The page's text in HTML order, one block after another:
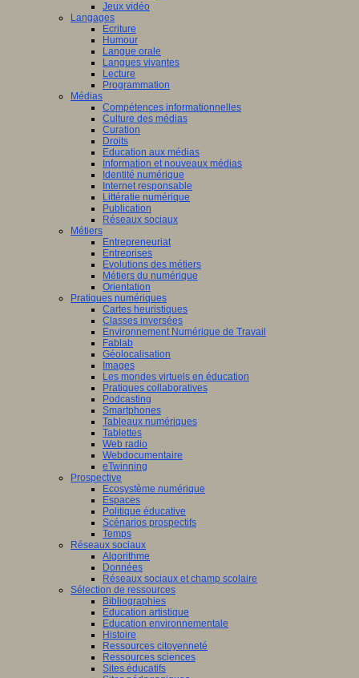
Jeux vidéo
Langages
Ecriture
Humour
Langue orale
Langues vivantes
Lecture
Programmation
Médias
Compétences informationnelles
Culture des médias
Curation
Droits
Education aux médias
Information et nouveaux médias
Identité numérique
Internet responsable
Littératie numérique
Publication
Réseaux sociaux
Métiers
Entrepreneuriat
Entreprises
Evolutions des métiers
Métiers du numérique
Orientation
Pratiques numériques
Cartes heuristiques
Classes inversées
Environnement Numérique de Travail
Fablab
Géolocalisation
Images
Les mondes virtuels en éducation
Pratiques collaboratives
Podcasting
Smartphones
Tableaux numériques
Tablettes
Web radio
Webdocumentaire
eTwinning
Prospective
Ecosystème numérique
Espaces
Politique éducative
Scénarios prospectifs
Temps
Réseaux sociaux
Algorithme
Données
Réseaux sociaux et champ scolaire
Sélection de ressources
Bibliographies
Education artistique
Education environnementale
Histoire
Ressources citoyenneté
Ressources sciences
Sites éducatifs